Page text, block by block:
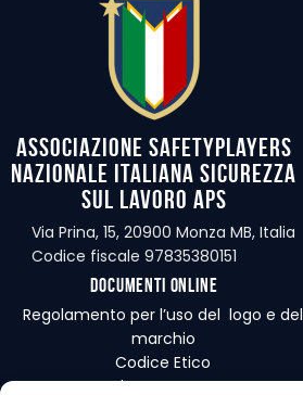
Associazione Safetyplayers
Nazionale Italiana Sicurezza
sul Lavoro APS
Via Prina, 15, 20900 Monza MB, Italia
Codice fiscale 97835380151
Documenti online
Regolamento per l’uso del logo e del
marchio
Codice Etico
Regolamento Interno